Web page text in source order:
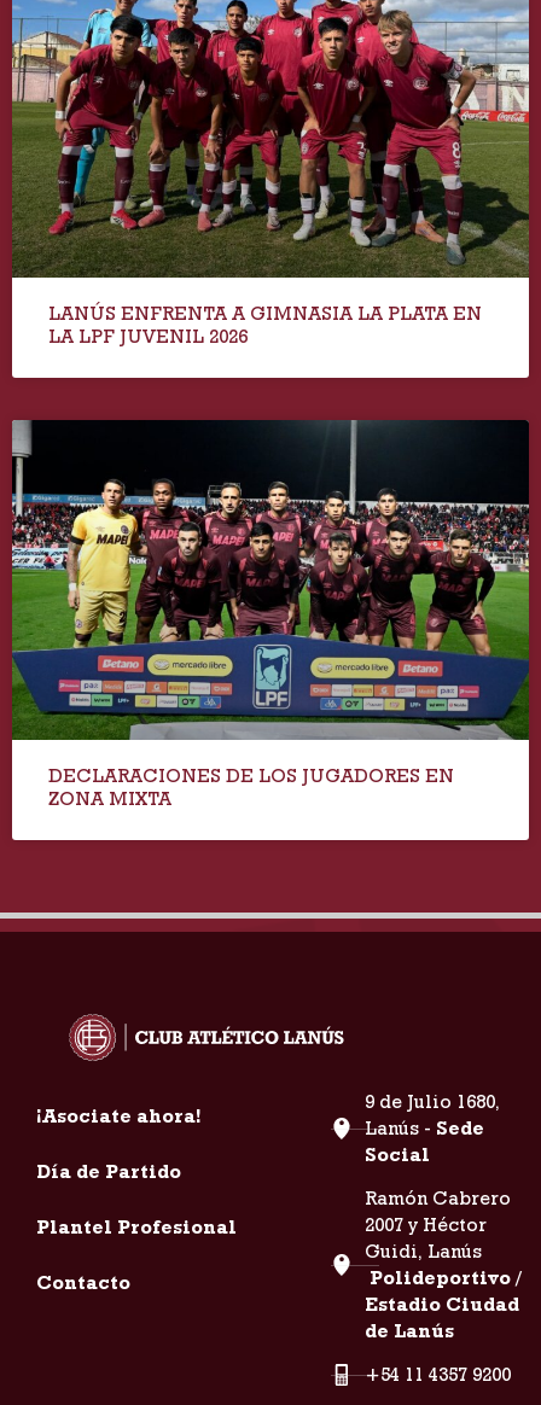
LANÚS ENFRENTA A GIMNASIA LA PLATA EN
LA LPF JUVENIL 2026
DECLARACIONES DE LOS JUGADORES EN
ZONA MIXTA
¡Asociate ahora!
Día de Partido
Plantel Profesional
Contacto
9 de Julio 1680,
Lanús - Sede
Social
Ramón Cabrero
2007 y Héctor
Guidi, Lanús
Polideportivo /
Estadio Ciudad
de Lanús
+54 11 4357 9200